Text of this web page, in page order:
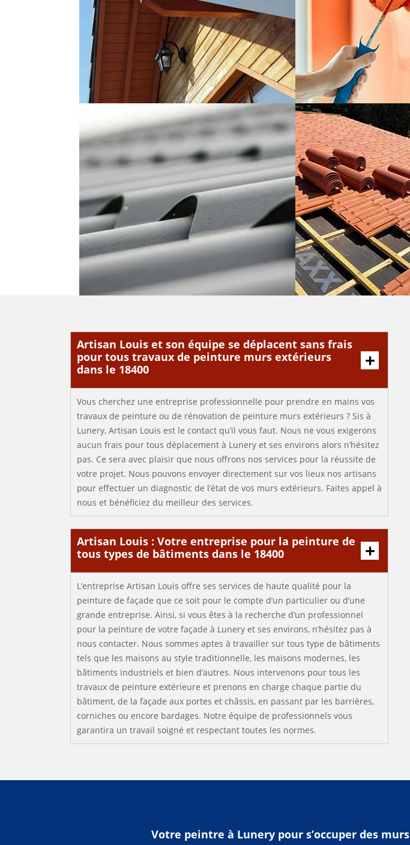
Artisan Louis et son équipe se déplacent sans frais
pour tous travaux de peinture murs extérieurs
dans le 18400
Vous cherchez une entreprise professionnelle pour prendre en mains vos
travaux de peinture ou de rénovation de peinture murs extérieurs ? Sis à
Lunery, Artisan Louis est le contact qu’il vous faut. Nous ne vous exigerons
aucun frais pour tous déplacement à Lunery et ses environs alors n’hésitez
pas. Ce sera avec plaisir que nous offrons nos services pour la réussite de
votre projet. Nous pouvons envoyer directement sur vos lieux nos artisans
pour effectuer un diagnostic de l’état de vos murs extérieurs. Faites appel à
nous et bénéficiez du meilleur des services.
Artisan Louis : Votre entreprise pour la peinture de
tous types de bâtiments dans le 18400
L’entreprise Artisan Louis offre ses services de haute qualité pour la
peinture de façade que ce soit pour le compte d’un particulier ou d’une
grande entreprise. Ainsi, si vous êtes à la recherche d’un professionnel
pour la peinture de votre façade à Lunery et ses environs, n’hésitez pas à
nous contacter. Nous sommes aptes à travailler sur tous type de bâtiments
tels que les maisons au style traditionnelle, les maisons modernes, les
bâtiments industriels et bien d’autres. Nous intervenons pour tous les
travaux de peinture extérieure et prenons en charge chaque partie du
bâtiment, de la façade aux portes et châssis, en passant par les barrières,
corniches ou encore bardages. Notre équipe de professionnels vous
garantira un travail soigné et respectant toutes les normes.
Votre peintre à Lunery pour s’occuper des murs